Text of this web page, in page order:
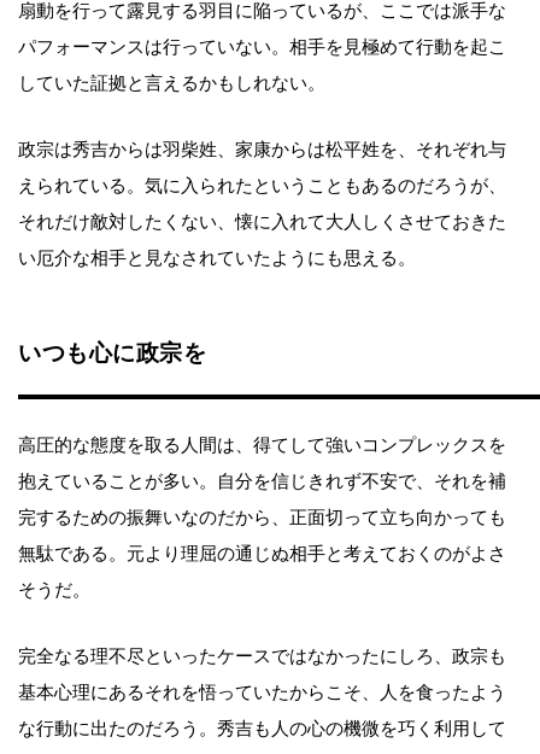
扇動を行って露見する羽目に陥っているが、ここでは派手な
パフォーマンスは行っていない。相手を見極めて行動を起こ
していた証拠と言えるかもしれない。
政宗は秀吉からは羽柴姓、家康からは松平姓を、それぞれ与
えられている。気に入られたということもあるのだろうが、
それだけ敵対したくない、懐に入れて大人しくさせておきた
い厄介な相手と見なされていたようにも思える。
いつも心に政宗を
高圧的な態度を取る人間は、得てして強いコンプレックスを
抱えていることが多い。自分を信じきれず不安で、それを補
完するための振舞いなのだから、正面切って立ち向かっても
無駄である。元より理屈の通じぬ相手と考えておくのがよさ
そうだ。
完全なる理不尽といったケースではなかったにしろ、政宗も
基本心理にあるそれを悟っていたからこそ、人を食ったよう
な行動に出たのだろう。秀吉も人の心の機微を巧く利用して